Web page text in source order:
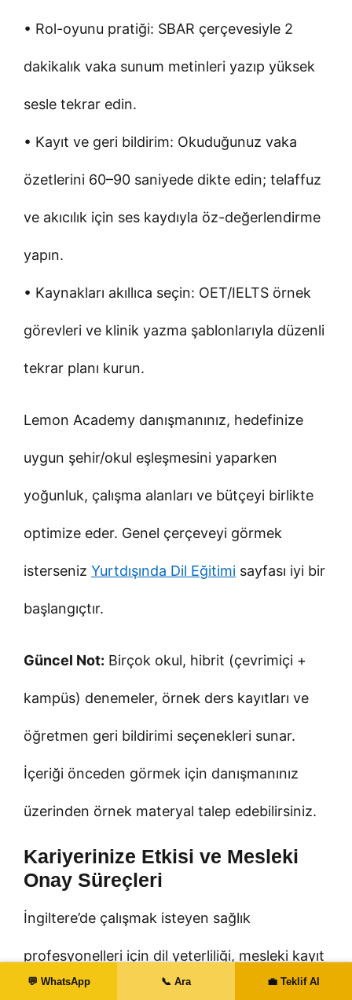
• Rol-oyunu pratiği: SBAR çerçevesiyle 2
dakikalık vaka sunum metinleri yazıp yüksek
sesle tekrar edin.
• Kayıt ve geri bildirim: Okuduğunuz vaka
özetlerini 60–90 saniyede dikte edin; telaffuz
ve akıcılık için ses kaydıyla öz-değerlendirme
yapın.
• Kaynakları akıllıca seçin: OET/IELTS örnek
görevleri ve klinik yazma şablonlarıyla düzenli
tekrar planı kurun.
Lemon Academy danışmanınız, hedefinize
uygun şehir/okul eşleşmesini yaparken
yoğunluk, çalışma alanları ve bütçeyi birlikte
optimize eder. Genel çerçeveyi görmek
isterseniz Yurtdışında Dil Eğitimi sayfası iyi bir
başlangıçtır.
Güncel Not: Birçok okul, hibrit (çevrimiçi +
kampüs) denemeler, örnek ders kayıtları ve
öğretmen geri bildirimi seçenekleri sunar.
İçeriği önceden görmek için danışmanınız
üzerinden örnek materyal talep edebilirsiniz.
Kariyerinize Etkisi ve Mesleki
Onay Süreçleri
İngiltere’de çalışmak isteyen sağlık
profesyonelleri için dil yeterliliği, mesleki kayıt
kurumlarının (örneğin doktorlar ve hemşireler
💬 WhatsApp 📞 Ara 💼 Teklif Al